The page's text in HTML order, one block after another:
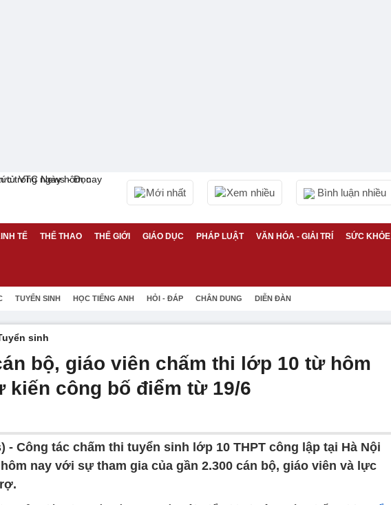
Mới nhất Xem nhiều Bình luận nhiều
TẾ THỂ THAO THẾ GIỚI GIÁO DỤC PHÁP LUẬT VĂN HÓA - GIẢI TRÍ SỨC KHỎE
TUYỂN SINH HỌC TIẾNG ANH HỎI - ĐÁP CHÂN DUNG DIỄN ĐÀN
sinh
bộ, giáo viên chấm thi lớp 10 từ hôm
kiến công bố điểm từ 19/6
- Công tác chấm thi tuyển sinh lớp 10 THPT công lập tại Hà Nội
nay với sự tham gia của gần 2.300 cán bộ, giáo viên và lực